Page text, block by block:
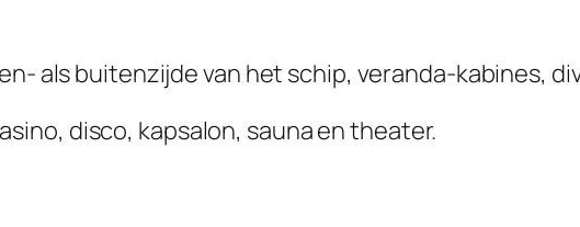
als buitenzijde van het schip, veranda-kabines,
disco, kapsalon, sauna en theater.